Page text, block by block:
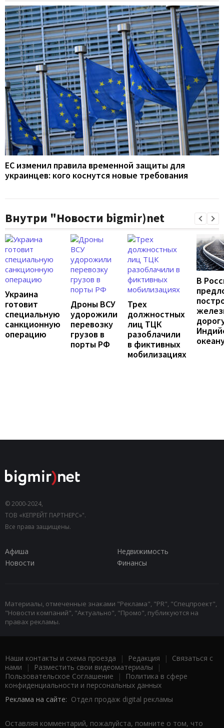
ЕС изменил правила временной защиты для
украинцев: кого коснутся новые требования
Внутри "Новости bigmir)net
Украина
готовит
специальную
санкционную
операцию
Дроны ВСУ
удорожили
перевозку
грузов в
порты РФ
Трех
должностных
лиц ТЦК
разоблачили
в фиктивных
мобилизациях
В
© 2000-2024,
ТОВ «КЕПРЕЙТ ПАРТНЕРС»".
Все права защищены.
Афиша
Недвижимость
Новости
Финансы
Материалы, отмеченные знаками "Реклама", "PR", "Спецпроект",
"Новости компаний", "Актуально", "Промо", публикуются на
правах рекламы.
Наши контакты и схема проезда | Редакция | Связаться с
нами | Разместить свои видеоматериалы |
Пользовательское Соглашение |
Политика в сфере
конфиденциальности и персональных данных
Реклама на сайте: Отдел продаж digital рекламы
Оставляя комментарий, пожалуйста, помните о том, что